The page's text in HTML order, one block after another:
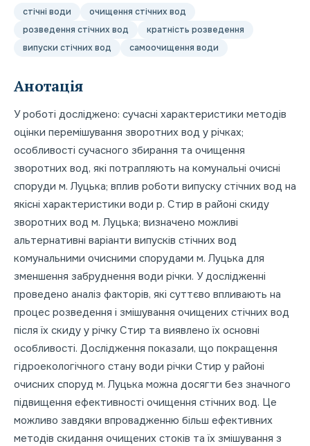
стічні води
очищення стічних вод
розведення стічних вод
кратність розведення
випуски стічних вод
самоочищення води
Анотація
У роботі досліджено: сучасні характеристики методів
оцінки перемішування зворотних вод у річках;
особливості сучасного збирання та очищення
зворотних вод, які потрапляють на комунальні очисні
споруди м. Луцька; вплив роботи випуску стічних вод на
якісні характеристики води р. Стир в районі скиду
зворотних вод м. Луцька; визначено можливі
альтернативні варіанти випусків стічних вод
комунальними очисними спорудами м. Луцька для
зменшення забруднення води річки. У дослідженні
проведено аналіз факторів, які суттєво впливають на
процес розведення і змішування очищених стічних вод
після їх скиду у річку Стир та виявлено їх основні
особливості. Дослідження показали, що покращення
гідроекологічного стану води річки Стир у районі
очисних споруд м. Луцька можна досягти без значного
підвищення ефективності очищення стічних вод. Це
можливо завдяки впровадженню більш ефективних
методів скидання очищених стоків та їх змішування з